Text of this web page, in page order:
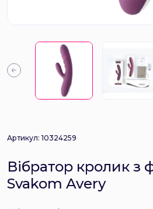
Артикул: 10324259
Вібратор кролик з
Svakom Avery